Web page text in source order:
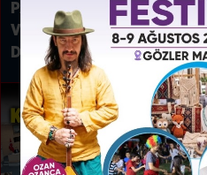
PAMUKKALE’DE KEKİK
VE LAVANTA ŞÖLENİ’NE
DAVETLİSİNİZ